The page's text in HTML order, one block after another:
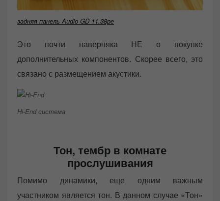
задняя панель Audio GD 11.38ре
Это почти наверняка НЕ ​​о покупке
дополнительных компонентов. Скорее всего, это
связано с размещением акустики.
Hi-End система
Тон, тембр в комнате
прослушивания
Помимо динамики, еще одним важным
участником является тон. В данном случае «Тон»